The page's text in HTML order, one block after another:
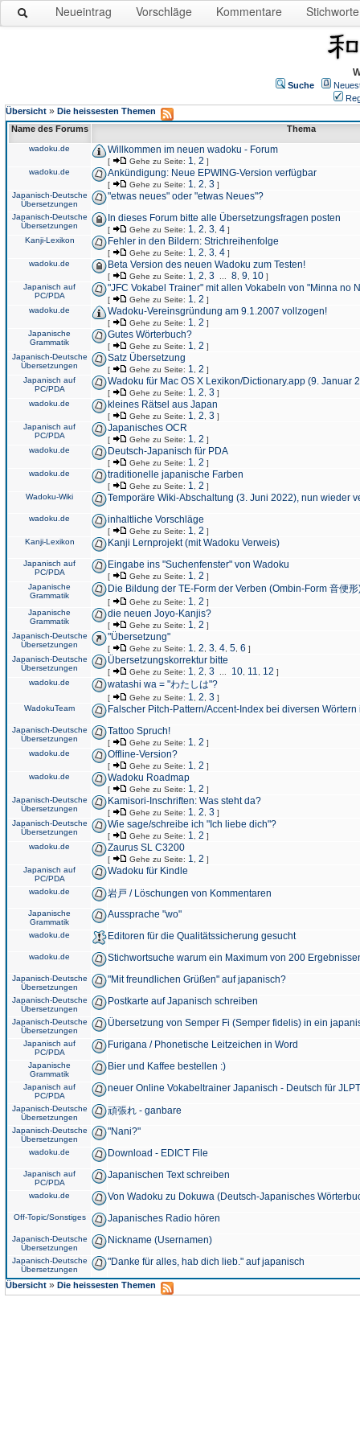
Neueintrag Vorschläge Kommentare Stichworte
Suche
Übersicht » Die heissesten Themen
Name des Forums
Thema
wadoku.de Willkommen im neuen wadoku - Forum
[ Gehe zu Seite: 1 2 ]
wadoku.de
Ankündigung: Neue EPWING-Version verfügbar
[ Gehe zu Seite: 1 2 3 ]
Japanisch-Deutsche
Übersetzungen
"etwas neues" oder "etwas Neues"?
Japanisch-Deutsche
Übersetzungen
In dieses Forum bitte alle Übersetzungsfragen posten
[ Gehe zu Seite: 1 2 3 4 ]
Kanji-Lexikon
Fehler in den Bildern: Strichreihenfolge
[ Gehe zu Seite: 1 2 3 4 ]
wadoku.de
Beta Version des neuen Wadoku zum Testen!
[ Gehe zu Seite: 1 2 3 8 9 10 ]
Japanisch auf
PC/PDA
"JFC Vokabel Trainer" mit allen Vokabeln von "Minna no
[ Gehe zu Seite: 1 2 ]
wadoku.de
Wadoku-Vereinsgründung am 9.1.2007 vollzogen!
[ Gehe zu Seite: 1 2 ]
Japanische
Grammatik
Gutes Wörterbuch?
[ Gehe zu Seite: 1 2 ]
Japanisch-Deutsche
Übersetzungen
Satz Übersetzung
[ Gehe zu Seite: 1 2 ]
Japanisch auf
PC/PDA
Wadoku für Mac OS X Lexikon/Dictionary.app (9. Januar
[ Gehe zu Seite: 1 2 3 ]
wadoku.de
kleines Rätsel aus Japan
[ Gehe zu Seite: 1 2 3 ]
Japanisch auf
PC/PDA
Japanisches OCR
[ Gehe zu Seite: 1 2 ]
wadoku.de
Deutsch-Japanisch für PDA
[ Gehe zu Seite: 1 2 ]
wadoku.de
traditionelle japanische Farben
[ Gehe zu Seite: 1 2 ]
Wadoku-Wiki
Temporäre Wiki-Abschaltung (3. Juni 2022), nun wieder
wadoku.de inhaltliche Vorschläge
[ Gehe zu Seite: 1 2 ]
Kanji-Lexikon
Kanji Lernprojekt (mit Wadoku Verweis)
Japanisch auf
PC/PDA
Eingabe ins "Suchenfenster" von Wadoku
[ Gehe zu Seite: 1 2 ]
Japanische
Grammatik
Die Bildung der TE-Form der Verben (Ombin-Form 音便形
[ Gehe zu Seite: 1 2 ]
Japanische
Grammatik
die neuen Joyo-Kanjis?
[ Gehe zu Seite: 1 2 ]
Japanisch-Deutsche
Übersetzungen
"Übersetzung"
[ Gehe zu Seite: 1 2 3 4 5 6 ]
Japanisch-Deutsche
Übersetzungen
Übersetzungskorrektur bitte
[ Gehe zu Seite: 1 2 3 10 11 12 ]
wadoku.de
watashi wa = "わたしは"?
[ Gehe zu Seite: 1 2 3 ]
WadokuTeam
Falscher Pitch-Pattern/Accent-Index bei diversen
Japanisch-Deutsche
Übersetzungen
Tattoo Spruch!
[ Gehe zu Seite: 1 2 ]
wadoku.de
Offline-Version?
[ Gehe zu Seite: 1 2 ]
wadoku.de
Wadoku Roadmap
[ Gehe zu Seite: 1 2 ]
Japanisch-Deutsche
Übersetzungen
Kamisori-Inschriften: Was steht da?
[ Gehe zu Seite: 1 2 3 ]
Japanisch-Deutsche
Übersetzungen
Wie sage/schreibe ich "Ich liebe dich"?
[ Gehe zu Seite: 1 2 ]
wadoku.de
Zaurus SL C3200
[ Gehe zu Seite: 1 2 ]
Japanisch auf
PC/PDA
Wadoku für Kindle
wadoku.de 岩戸 / Löschungen von Kommentaren
Japanische
Grammatik
Aussprache "wo"
wadoku.de Editoren für die Qualitätssicherung gesucht
wadoku.de Stichwortsuche warum ein Maximum von 200
Japanisch-Deutsche
Übersetzungen
"Mit freundlichen Grüßen" auf japanisch?
Japanisch-Deutsche
Übersetzungen
Postkarte auf Japanisch schreiben
Japanisch-Deutsche
Übersetzungen
Übersetzung von Semper Fi (Semper fidelis) in ein
Japanisch auf
PC/PDA
Furigana / Phonetische Leitzeichen in Word
Japanische
Grammatik
Bier und Kaffee bestellen :)
Japanisch auf
PC/PDA
neuer Online Vokabeltrainer Japanisch - Deutsch für
Japanisch-Deutsche
Übersetzungen
頑張れ - ganbare
Japanisch-Deutsche
Übersetzungen
"Nani?"
wadoku.de Download - EDICT File
Japanisch auf
PC/PDA
Japanischen Text schreiben
wadoku.de Von Wadoku zu Dokuwa (Deutsch-Japanisches
Off-Topic/Sonstiges Japanisches Radio hören
Japanisch-Deutsche
Übersetzungen
Nickname (Usernamen)
Japanisch-Deutsche
Übersetzungen
"Danke für alles, hab dich lieb." auf japanisch
Übersicht » Die heissesten Themen